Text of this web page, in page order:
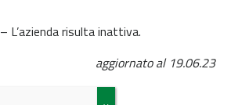
– L’azienda risulta inattiva.
aggiornato al 19.06.23